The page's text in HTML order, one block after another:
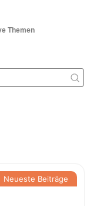
Themen
Neueste Beiträge